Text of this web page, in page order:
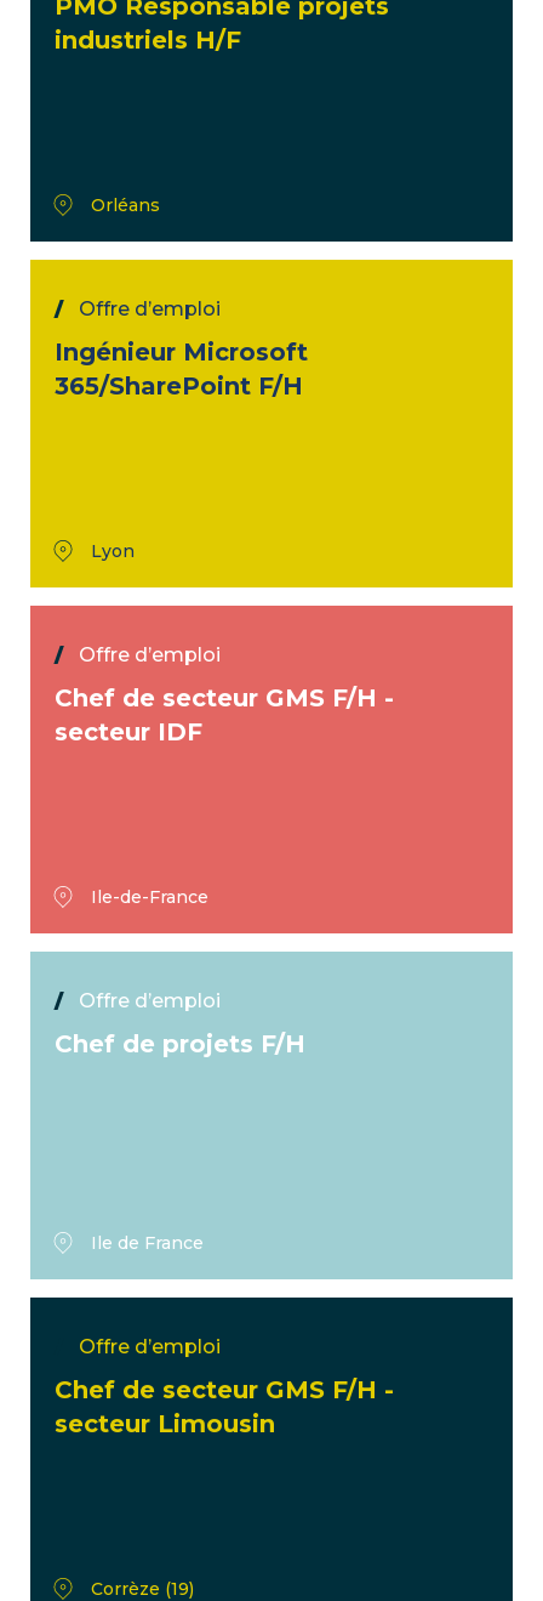
PMO Responsable projets
industriels H/F
Orléans
Offre d’emploi
Ingénieur Microsoft
365/SharePoint F/H
Lyon
Offre d’emploi
Chef de secteur GMS F/H -
secteur IDF
Ile-de-France
Offre d’emploi
Chef de projets F/H
Ile de France
Offre d’emploi
Chef de secteur GMS F/H -
secteur Limousin
Corrèze (19)